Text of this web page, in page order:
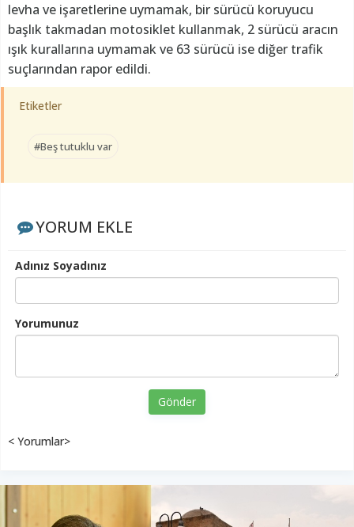
levha ve işaretlerine uymamak, bir sürücü koruyucu
başlık takmadan motosiklet kullanmak, 2 sürücü aracın
ışık kurallarına uymamak ve 63 sürücü ise diğer trafik
suçlarından rapor edildi.
Etiketler
#Beş tutuklu var
YORUM EKLE
Adınız Soyadınız
Yorumunuz
Gönder
< Yorumlar>